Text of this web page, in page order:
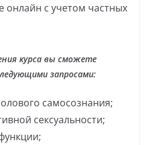
онлайн с учетом частных
курса вы cможете
запросами:
самосознания;
сексуальности;